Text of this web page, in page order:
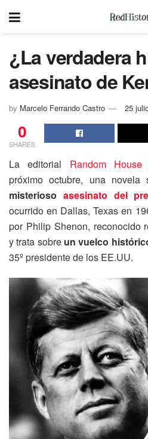
¿La verdadera
asesinato de
by Marcelo Ferrando Castro 25
0
SHARES
La editorial Random House
próximo octubre, una novela
misterioso asesinato del
ocurrido en Dallas, Texas en
por Philip Shenon, reconocido
y trata sobre un vuelco
35º presidente de los EE.UU.